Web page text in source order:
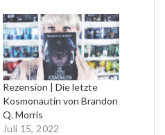
Rezension | Die letzte
Kosmonautin von Brandon
Q. Morris
Juli 15, 2022